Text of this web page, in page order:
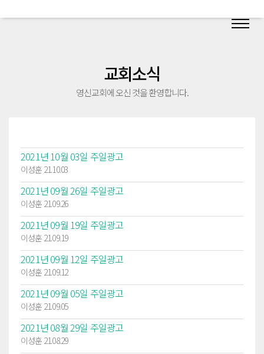
교회소식
영신교회에 오신 것을 환영합니다.
2021년 10월 03일 주일광고
이성훈 21.10.03
2021년 09월 26일 주일광고
이성훈 21.09.26
2021년 09월 19일 주일광고
이성훈 21.09.19
2021년 09월 12일 주일광고
이성훈 21.09.12
2021년 09월 05일 주일광고
이성훈 21.09.05
2021년 08월 29일 주일광고
이성훈 21.08.29